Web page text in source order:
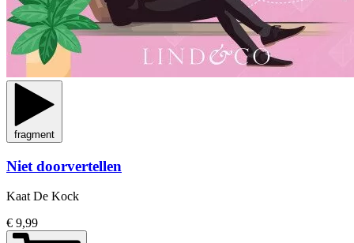
fragment
Niet doorvertellen
Kaat De Kock
€ 9,99